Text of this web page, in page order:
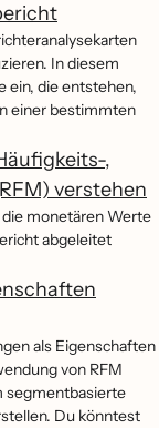
In diesem
ein, die entstehen,
einer bestimmten
,
verstehen
monetären Werte
abgeleitet
als Eigenschaften
von RFM
segmentbasierte
Du könntest